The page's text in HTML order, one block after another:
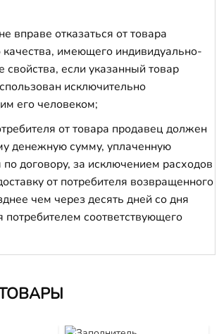
вправе отказаться от товара
имеющего индивидуально-
свойства, если указанный товар
исключительно
его человеком;
от товара продавец должен
денежную сумму, уплаченную
по договору, за исключением расходов
от потребителя возвращенного
чем через десять дней со дня
потребителем соответствующего